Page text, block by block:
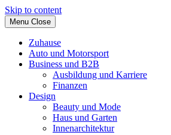
Skip to content
Menu Close
Zuhause
Auto und Motorsport
Business und B2B
Ausbildung und Karriere
Finanzen
Design
Beauty und Mode
Haus und Garten
Innenarchitektur